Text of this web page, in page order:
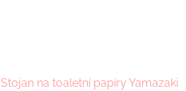
Stojan na toaletní papíry Yamazaki